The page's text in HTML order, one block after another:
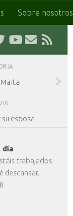
Sobre nosotros
esposa
día
trabajados
descansar.